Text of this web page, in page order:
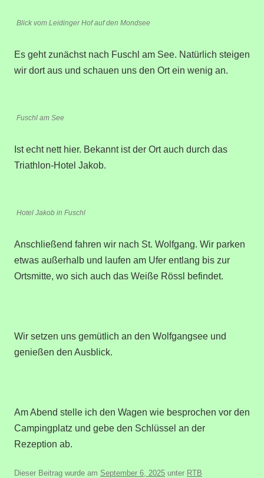
Blick vom Leidinger Hof auf den Mondsee
Es geht zunächst nach Fuschl am See. Natürlich steigen
wir dort aus und schauen uns den Ort ein wenig an.
Fuschl am See
Ist echt nett hier. Bekannt ist der Ort auch durch das
Triathlon-Hotel Jakob.
Hotel Jakob in Fuschl
Anschließend fahren wir nach St. Wolfgang. Wir parken
etwas außerhalb und laufen am Ufer entlang bis zur
Ortsmitte, wo sich auch das Weiße Rössl befindet.
Wir setzen uns gemütlich an den Wolfgangsee und
genießen den Ausblick.
Am Abend stelle ich den Wagen wie besprochen vor den
Campingplatz und gebe den Schlüssel an der
Rezeption ab.
Dieser Beitrag wurde am September 6, 2025 unter RTB